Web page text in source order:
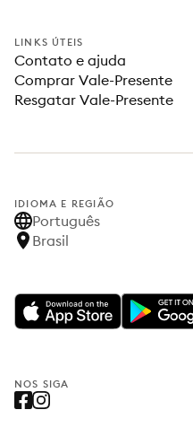
LINKS ÚTEIS
Contato e ajuda
Comprar Vale-Presente
Resgatar Vale-Presente
IDIOMA E REGIÃO
Português
Brasil
NOS SIGA